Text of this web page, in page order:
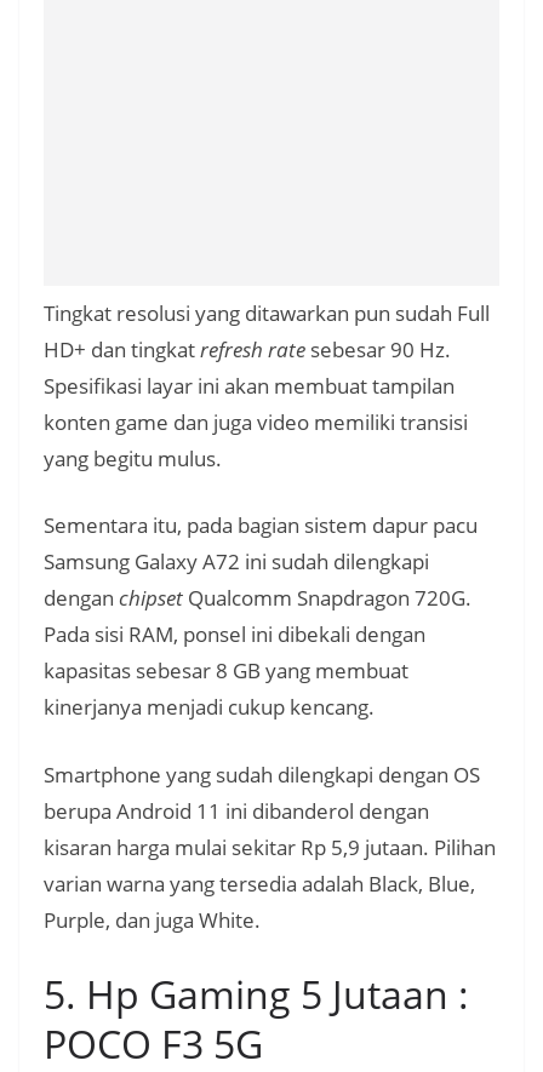
Tingkat resolusi yang ditawarkan pun sudah Full
HD+ dan tingkatrefresh rate sebesar 90 Hz.
Spesifikasi layar ini akan membuat tampilan
konten game dan juga video memiliki transisi
yang begitu mulus.
Sementara itu, pada bagian sistem dapur pacu
Samsung Galaxy A72 ini sudah dilengkapi
dengan chipset Qualcomm Snapdragon 720G.
Pada sisi RAM, ponsel ini dibekali dengan
kapasitas sebesar 8 GB yang membuat
kinerjanya menjadi cukup kencang.
Smartphone yang sudah dilengkapi dengan OS
berupa Android 11 ini dibanderol dengan
kisaran harga mulai sekitar Rp 5,9 jutaan. Pilihan
varian warna yang tersedia adalah Black, Blue,
Purple, dan juga White.
5. Hp Gaming 5 Jutaan :
POCO F3 5G